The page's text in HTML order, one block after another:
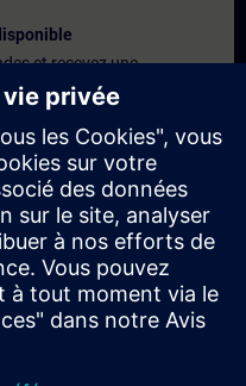
et recevez une
sont disponibles.
? Après avoir fourni
enverrons immédiatement
électronique.